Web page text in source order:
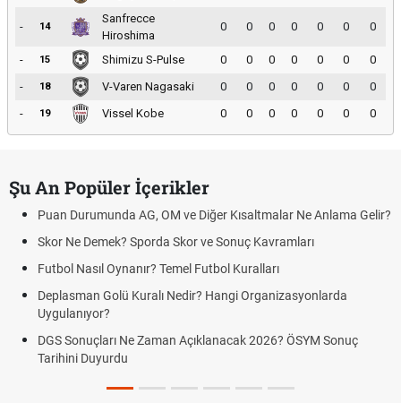
- 14
Sanfrecce
Hiroshima
0 0 0 0 0 0 0
- 15 Shimizu S-Pulse 0 0 0 0 0 0
0
-
18 V-Varen Nagasaki 0 0 0 0 0 0
0
-
19 Vissel Kobe 0 0 0 0 0 0 0
Şu An Popüler İçerikler
Puan Durumunda AG, OM ve Diğer Kısaltmalar Ne Anlama Gelir?
Skor Ne Demek? Sporda Skor ve Sonuç Kavramları
Futbol Nasıl Oynanır? Temel Futbol Kuralları
Deplasman Golü Kuralı Nedir? Hangi Organizasyonlarda
Uygulanıyor?
DGS Sonuçları Ne Zaman Açıklanacak 2026? ÖSYM Sonuç
Tarihini Duyurdu